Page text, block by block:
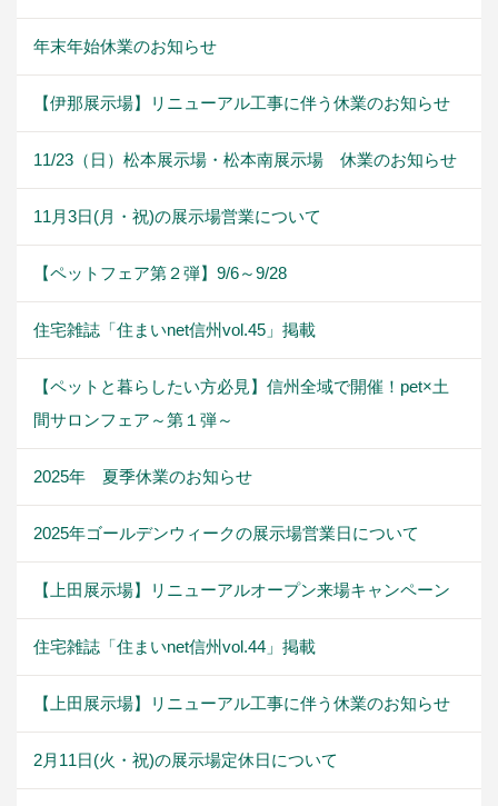
年末年始休業のお知らせ
【伊那展示場】リニューアル工事に伴う休業のお知らせ
11/23（日）松本展示場・松本南展示場 休業のお知らせ
11月3日(月・祝)の展示場営業について
【ペットフェア第２弾】9/6～9/28
住宅雑誌「住まいnet信州vol.45」掲載
【ペットと暮らしたい方必見】信州全域で開催！pet×土
間サロンフェア～第１弾～
2025年 夏季休業のお知らせ
2025年ゴールデンウィークの展示場営業日について
【上田展示場】リニューアルオープン来場キャンペーン
住宅雑誌「住まいnet信州vol.44」掲載
【上田展示場】リニューアル工事に伴う休業のお知らせ
2月11日(火・祝)の展示場定休日について